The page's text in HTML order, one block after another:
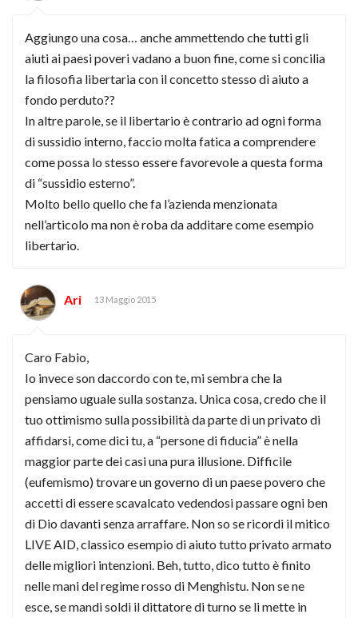
Aggiungo una cosa… anche ammettendo che tutti gli
aiuti ai paesi poveri vadano a buon fine, come si concilia
la filosofia libertaria con il concetto stesso di aiuto a
fondo perduto??
In altre parole, se il libertario è contrario ad ogni forma
di sussidio interno, faccio molta fatica a comprendere
come possa lo stesso essere favorevole a questa forma
di “sussidio esterno”.
Molto bello quello che fa l’azienda menzionata
nell’articolo ma non è roba da additare come esempio
libertario.
Ari 13 Maggio 2015
Caro Fabio,
Io invece son daccordo con te, mi sembra che la
pensiamo uguale sulla sostanza. Unica cosa, credo che il
tuo ottimismo sulla possibilità da parte di un privato di
affidarsi, come dici tu, a “persone di fiducia” è nella
maggior parte dei casi una pura illusione. Difficile
(eufemismo) trovare un governo di un paese povero che
accetti di essere scavalcato vedendosi passare ogni ben
di Dio davanti senza arraffare. Non so se ricordi il mitico
LIVE AID, classico esempio di aiuto tutto privato armato
delle migliori intenzioni. Beh, tutto, dico tutto è finito
nelle mani del regime rosso di Menghistu. Non se ne
esce, se mandi soldi il dittatore di turno se li mette in